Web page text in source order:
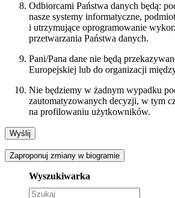
Odbiorcami Państwa danych będą:
nasze systemy informatyczne,
i utrzymujące oprogramowanie
przetwarzania Państwa danych.
Pani/Pana dane nie będą
Europejskiej lub do organizacji
Nie będziemy w żadnym wypadku
zautomatyzowanych decyzji, w tym
na profilowaniu użytkowników.
Zaproponuj zmiany w biogramie
Wyszukiwarka